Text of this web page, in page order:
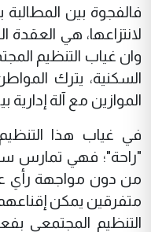
فالفجوة بين
لانتزاعها، هي العقدة
وان غياب التنظيم
السكنية، يترك
الموازين مع آلة
في غياب هذا
"راحة"؛ فهي تمارس
من دون مواجهة رأي
متفرقين يمكن
التنظيم المجتمعي